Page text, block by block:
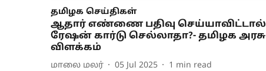
தமிழக செய்திகள்
ஆதார் எண்ணை பதிவு செய்யாவிட்டால்
ரேஷன் கார்டு செல்லாதா?- தமிழக அரசு
விளக்கம்
மாலை மலர் 05 Jul 2025 1 min read